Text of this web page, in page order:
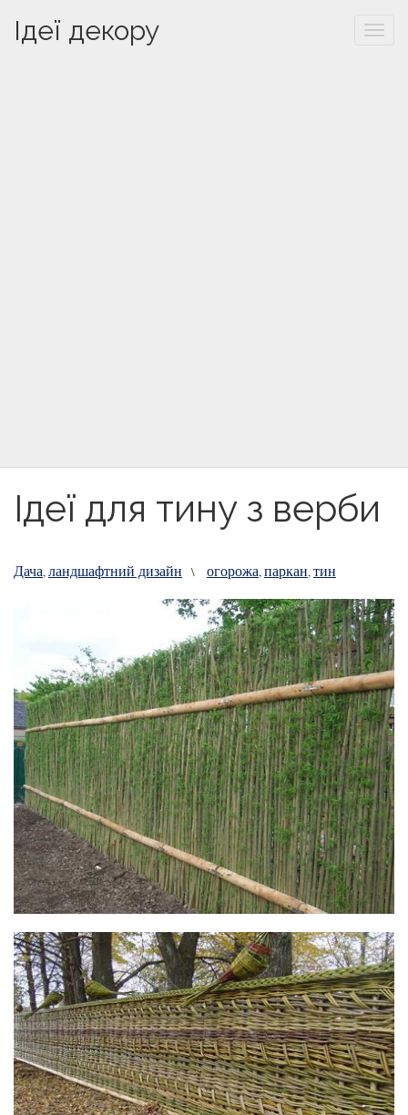
Ідеї декору
Ідеї для тину з верби
Дача,ландшафтний дизайн \ огорожа,паркан,тин